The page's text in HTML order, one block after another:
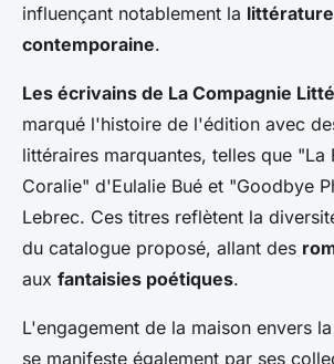
influençant notablement la littérature
contemporaine.
Les écrivains de La Compagnie
marqué l'histoire de l'édition avec
littéraires marquantes, telles que "La
Coralie" d'Eulalie Bué et "Goodbye
Lebrec. Ces titres reflètent la
du catalogue proposé, allant des
aux fantaisies poétiques.
L'engagement de la maison envers
se manifeste également par ses